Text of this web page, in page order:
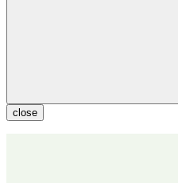
close